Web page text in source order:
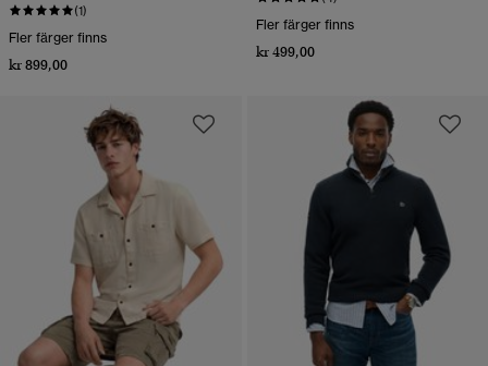
(1)
Fler färger finns
kr 899,00
Fler färger finns
kr 499,00